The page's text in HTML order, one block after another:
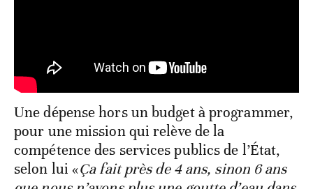
Une dépense hors un budget à programmer,
pour une mission qui relève de la
compétence des services publics de l’État,
selon lui «Ça fait près de 4 ans, sinon 6 ans